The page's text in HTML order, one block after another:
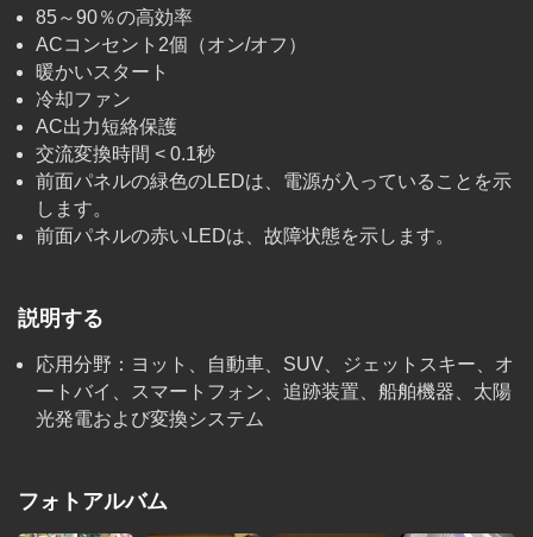
85～90％の高効率
ACコンセント2個（オン/オフ）
暖かいスタート
冷却ファン
AC出力短絡保護
交流変換時間 < 0.1秒
前面パネルの緑色のLEDは、電源が入っていることを示
します。
前面パネルの赤いLEDは、故障状態を示します。
説明する
応用分野：ヨット、自動車、SUV、ジェットスキー、オ
ートバイ、スマートフォン、追跡装置、船舶機器、太陽
光発電および変換システム
フォトアルバム